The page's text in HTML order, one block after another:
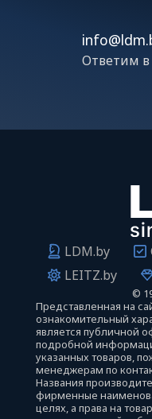
Ответим
LDM.by
LEITZ.by
©
Представленная на
ознакомительный
является публичной
подробной
указанных товаров,
менеджерам по
Названия
фирменные
целях, а права на